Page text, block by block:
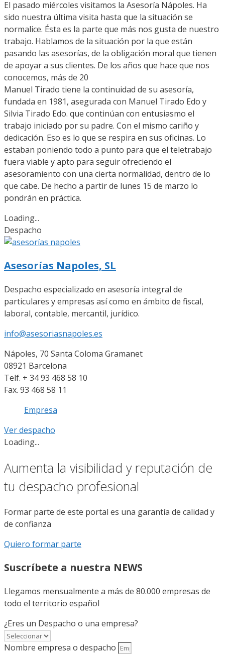
El pasado miércoles visitamos la Asesoría Nápoles. Ha
sido nuestra última visita hasta que la situación se
normalice. Ésta es la parte que más nos gusta de nuestro
trabajo. Hablamos de la situación por la que están
pasando las asesorías, de la obligación moral que tienen
de apoyar a sus clientes. De los años que hace que nos
conocemos, más de 20
Manuel Tirado tiene la continuidad de su asesoría,
fundada en 1981, asegurada con Manuel Tirado Edo y
Silvia Tirado Edo. que continúan con entusiasmo el
trabajo iniciado por su padre. Con el mismo cariño y
dedicación. Eso es lo que se respira en sus oficinas. Lo
estaban poniendo todo a punto para que el teletrabajo
fuera viable y apto para seguir ofreciendo el
asesoramiento con una cierta normalidad, dentro de lo
que cabe. De hecho a partir de lunes 15 de marzo lo
pondrán en práctica.
Loading...
Despacho
Asesorías Napoles, SL
Despacho especializado en asesoría integral de
particulares y empresas así como en ámbito de fiscal,
laboral, contable, mercantil, jurídico.
info@asesoriasnapoles.es
Nápoles, 70 Santa Coloma Gramanet
08921 Barcelona
Telf. + 34 93 468 58 10
Fax. 93 468 58 11
Empresa
Ver despacho
Loading...
Aumenta la visibilidad y reputación de
tu despacho profesional
Formar parte de este portal es una garantía de calidad y
de confianza
Quiero formar parte
Suscríbete a nuestra NEWS
Llegamos mensualmente a más de 80.000 empresas de
todo el territorio español
¿Eres un Despacho o una empresa?
Nombre empresa o despacho